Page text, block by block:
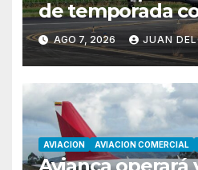
de temporada
rutas hacia
AGO 7, 2026 JUAN
AVIACION AVIACION COMERCIAL
Avianca operará